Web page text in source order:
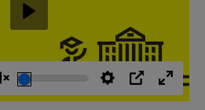
StummschaltungEinstellungen
PIP
Abspielen